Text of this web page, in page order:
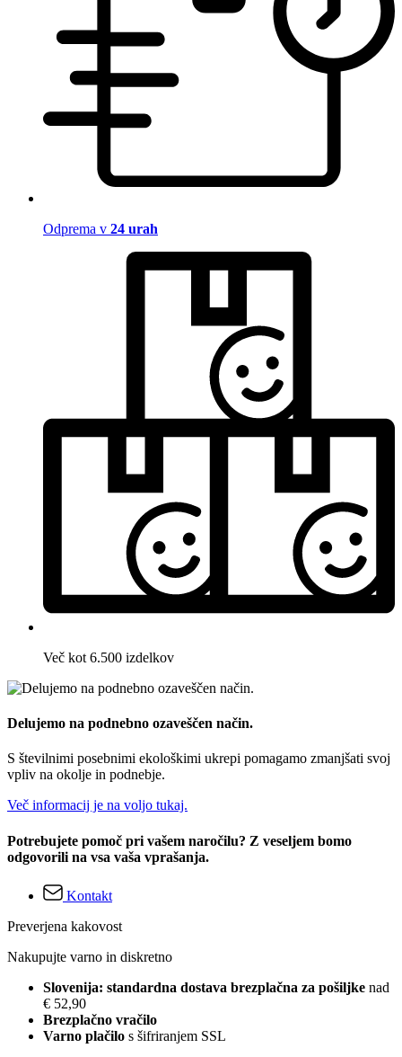
Odprema v 24 urah
Več kot 6.500 izdelkov
Delujemo na podnebno ozaveščen način.
S številnimi posebnimi ekološkimi ukrepi pomagamo zmanjšati svoj
vpliv na okolje in podnebje.
Več informacij je na voljo tukaj.
Potrebujete pomoč pri vašem naročilu? Z veseljem bomo
odgovorili na vsa vaša vprašanja.
Kontakt
Preverjena kakovost
Nakupujte varno in diskretno
Slovenija: standardna dostava brezplačna za pošiljke nad
€ 52,90
Brezplačno vračilo
Varno plačilo s šifriranjem SSL